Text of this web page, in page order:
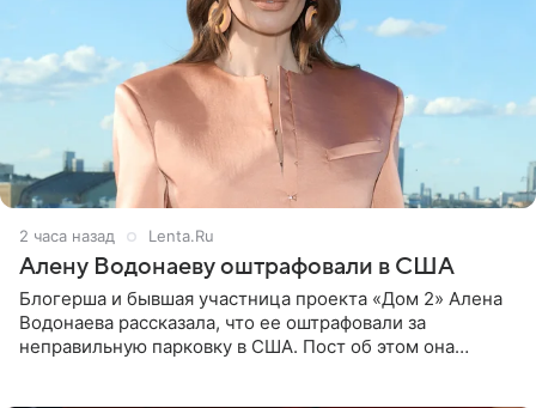
3 часа назад Lenta.Ru
Алену Водонаеву оштрафовали в США
Блогерша и бывшая участница проекта «Дом 2» Алена
Водонаева рассказала, что ее оштрафовали за
неправильную парковку в США. Пост об этом она